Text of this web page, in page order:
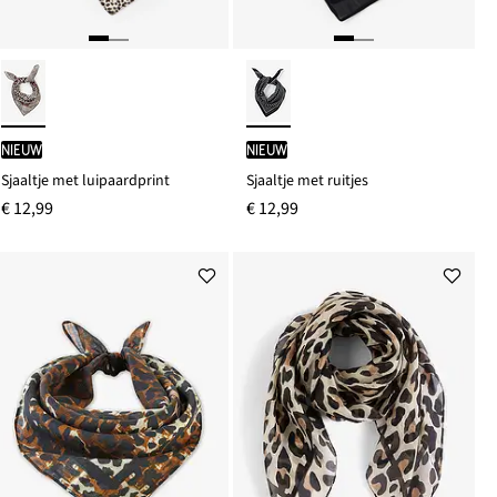
Nieuw
Sjaaltje met luipaardprint
€ 12,99
Nieuw
Sjaaltje met ruitjes
€ 12,99